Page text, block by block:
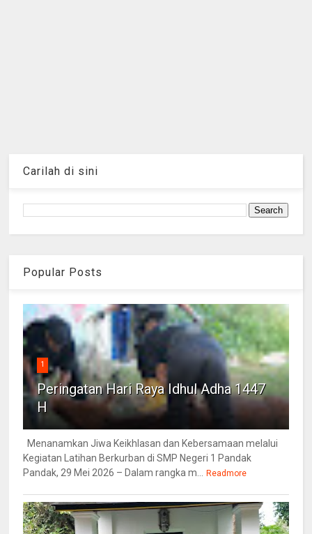
Carilah di sini
Popular Posts
1
Peringatan Hari Raya Idhul Adha 1447
H
Menanamkan Jiwa Keikhlasan dan Kebersamaan melalui
Kegiatan Latihan Berkurban di SMP Negeri 1 Pandak
Pandak, 29 Mei 2026 – Dalam rangka m...
Readmore